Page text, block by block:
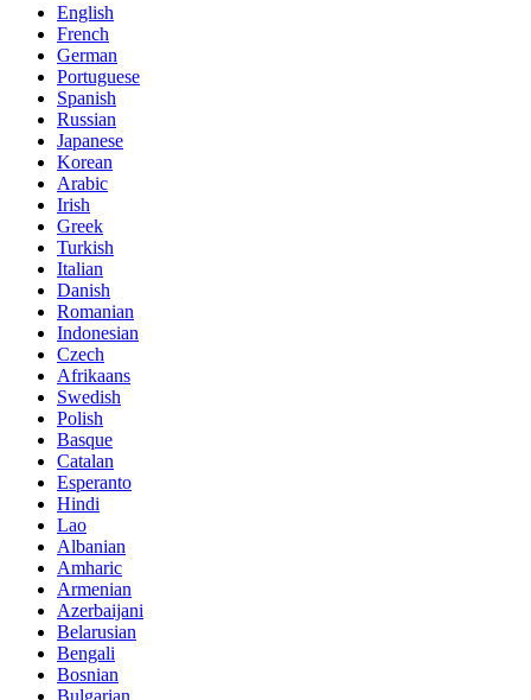
English
French
German
Portuguese
Spanish
Russian
Japanese
Korean
Arabic
Irish
Greek
Turkish
Italian
Danish
Romanian
Indonesian
Czech
Afrikaans
Swedish
Polish
Basque
Catalan
Esperanto
Hindi
Lao
Albanian
Amharic
Armenian
Azerbaijani
Belarusian
Bengali
Bosnian
Bulgarian